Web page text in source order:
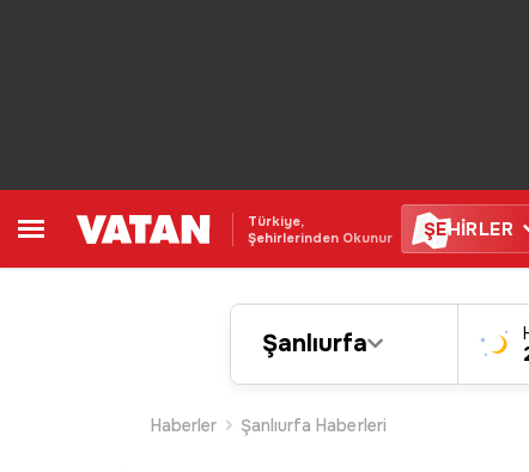
Türkiye,
Şehirlerinden Okunur
ŞEHİRLER
Şanlıurfa
Haberler Şanlıurfa Haberleri